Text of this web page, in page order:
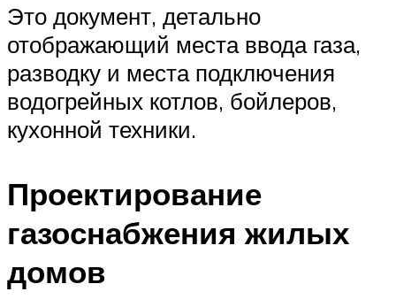
Это документ, детально
отображающий места ввода газа,
разводку и места подключения
водогрейных котлов, бойлеров,
кухонной техники.
Проектирование
газоснабжения жилых
домов